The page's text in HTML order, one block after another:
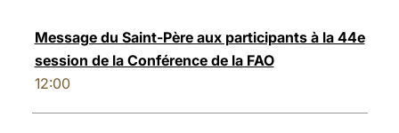
Message du Saint-Père aux participants à la 44e
session de la Conférence de la FAO
12:00